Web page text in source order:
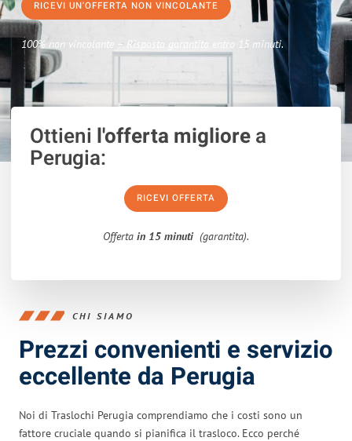
RICEVI UN'OFFERTA NON VINCOLANTE
100% non vincolante – Risposta garantita entro 15 minuti.
Ottieni l'offerta migliorea
Perugia:
RICEVI OFFERTA
Offerta in 15 minuti (garantita).
CHI SIAMO
Prezzi convenienti e servizio
eccellente da Perugia
Noi di Traslochi Perugia comprendiamo che i costi sono un
fattore cruciale quando si pianifica il trasloco. Ecco perché